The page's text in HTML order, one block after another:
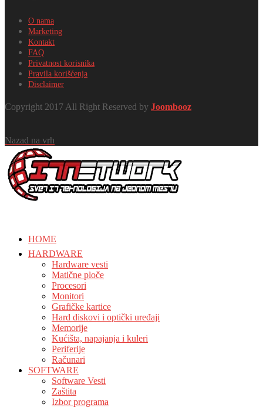
O nama
Marketing
Kontakt
FAQ
Privatnost korisnika
Pravila korišćenja
Disclaimer
Copyright 2017 All Right Reserved by Joombooz
Nazad na vrh
HOME
HARDWARE
Hardware vesti
Matične ploče
Procesori
Monitori
Grafičke kartice
Hard diskovi i optički uređaji
Memorije
Kućišta, napajanja i kuleri
Periferije
Računari
SOFTWARE
Software Vesti
Zaštita
Izbor programa